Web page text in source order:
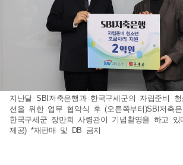
지난달 SBI저축은행과 한국구세군의 자립준비
선을 위한 업무 협약식 후 (오른쪽부터)SBI저축
한국구세군 장만희 사령관이 기념촬영을 하고 있
제공) *재판매 및 DB 금지